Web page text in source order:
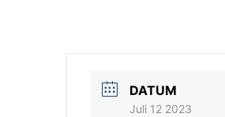
DATUM
Juli 12 2023